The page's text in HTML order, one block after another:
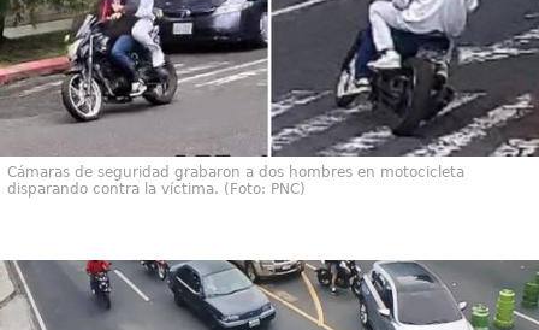
Cámaras de seguridad grabaron a dos hombres en motocicleta
disparando contra la víctima. (Foto: PNC)